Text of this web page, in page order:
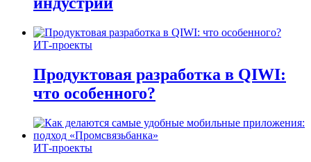
ИТ-проекты
Продуктовая разработка в QIWI:
что особенного?
ИТ-проекты